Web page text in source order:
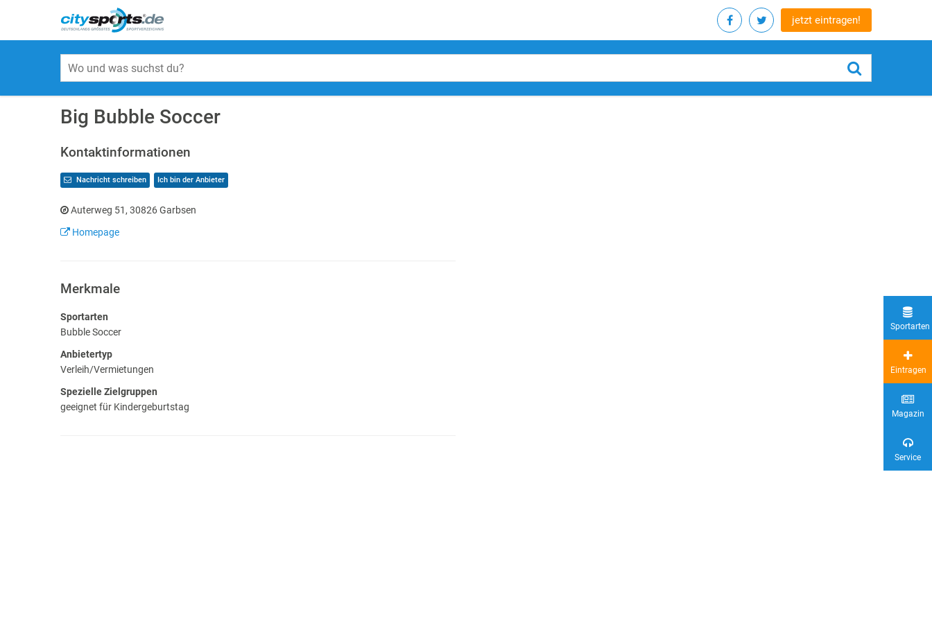
jetzt eintragen!
Big Bubble Soccer
Kontaktinformationen
Nachricht schreiben Ich bin der Anbieter
Auterweg 51, 30826 Garbsen
Homepage
Merkmale
Sportarten
Bubble Soccer
Anbietertyp
Verleih/Vermietungen
Spezielle Zielgruppen
geeignet für Kindergeburtstag
Sportarten
Eintragen
Magazin
Service